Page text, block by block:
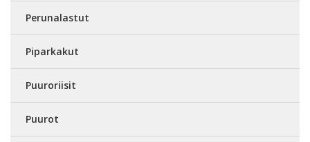
Perunalastut
Piparkakut
Puuroriisit
Puurot